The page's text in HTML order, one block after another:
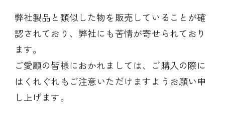
弊社製品と類似した物を販売していることが確
認されており、弊社にも苦情が寄せられており
ます。
ご愛顧の皆様におかれましては、ご購入の際に
はくれぐれもご注意いただけますようお願い申
し上げます。